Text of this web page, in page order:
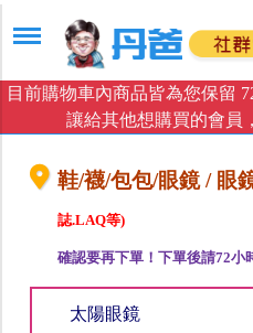
目前購物車內商品皆為您保留
讓給其他想購買的會員
鞋/襪/包包/眼鏡 / 眼
誌.LAQ等)
確認要再下單！下單後請72小
太陽眼鏡